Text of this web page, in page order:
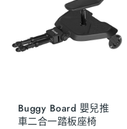
Buggy Board 嬰兒推
車二合一踏板座椅